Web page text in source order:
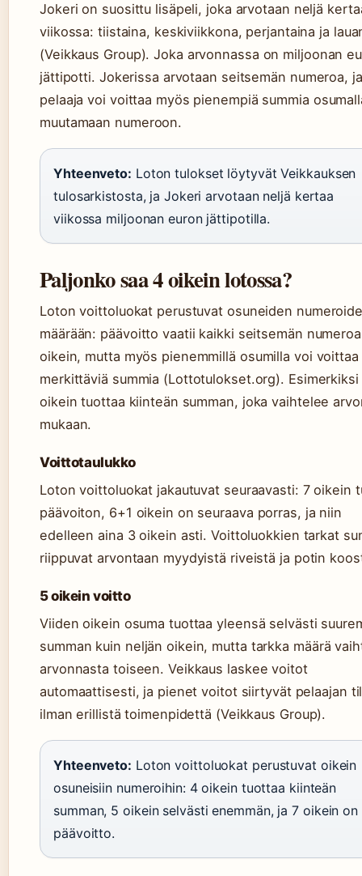
Jokeri on suosittu lisäpeli, joka arvotaan neljä
viikossa: tiistaina, keskiviikkona, perjantaina ja
(Veikkaus Group). Joka arvonnassa on miljoonan
jättipotti. Jokerissa arvotaan seitsemän numeroa, ja
pelaaja voi voittaa myös pienempiä summia
muutamaan numeroon.
Yhteenveto: Loton tulokset löytyvät Veikkauksen
tulosarkistosta, ja Jokeri arvotaan neljä kertaa
viikossa miljoonan euron jättipotilla.
Paljonko saa 4 oikein lotossa?
Loton voittoluokat perustuvat osuneiden
määrään: päävoitto vaatii kaikki seitsemän numeroa
oikein, mutta myös pienemmillä osumilla voi voittaa
merkittäviä summia (Lottotulokset.org). Esimerkiksi
oikein tuottaa kiinteän summan, joka vaihtelee
mukaan.
Voittotaulukko
Loton voittoluokat jakautuvat seuraavasti: 7 oikein
päävoiton, 6+1 oikein on seuraava porras, ja niin
edelleen aina 3 oikein asti. Voittoluokkien tarkat
riippuvat arvontaan myydyistä riveistä ja potin
5 oikein voitto
Viiden oikein osuma tuottaa yleensä selvästi
summan kuin neljän oikein, mutta tarkka määrä
arvonnasta toiseen. Veikkaus laskee voitot
automaattisesti, ja pienet voitot siirtyvät pelaajan
ilman erillistä toimenpidettä (Veikkaus Group).
Yhteenveto: Loton voittoluokat perustuvat oikein
osuneisiin numeroihin: 4 oikein tuottaa kiinteän
summan, 5 oikein selvästi enemmän, ja 7 oikein on
päävoitto.